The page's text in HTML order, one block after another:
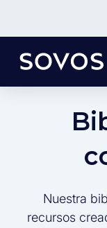
Nuestra
recursos